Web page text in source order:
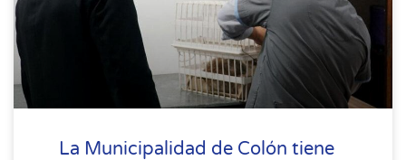
La Municipalidad de Colón tiene